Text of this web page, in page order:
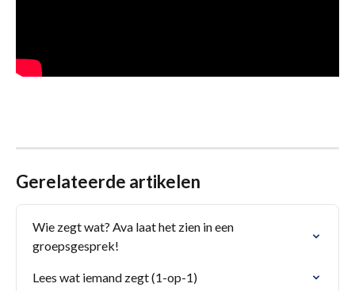
Gerelateerde artikelen
Wie zegt wat? Ava laat het zien in een
groepsgesprek!
Lees wat iemand zegt (1-op-1)